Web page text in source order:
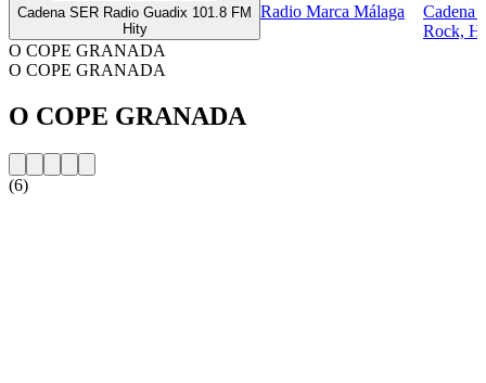
Cadena SER Radio Guadix 101.8 FM
Hity
Radio Marca Málaga
Cadena
Rock,
O COPE GRANADA
O COPE GRANADA
O COPE GRANADA
(6)